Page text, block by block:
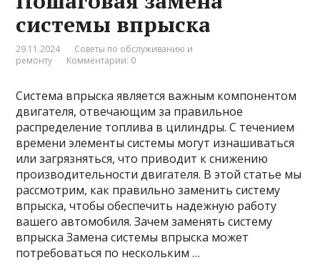
системы впрыска
29.11.2024
Советы по обслуживанию и
ремонту
Комментарии: 0
Система впрыска является важным компонентом
двигателя, отвечающим за правильное
распределение топлива в цилиндры. С течением
времени элементы системы могут изнашиваться
или загрязняться, что приводит к снижению
производительности двигателя. В этой статье мы
рассмотрим, как правильно заменить систему
впрыска, чтобы обеспечить надежную работу
вашего автомобиля. Зачем заменять систему
впрыска Замена системы впрыска может
потребоваться по нескольким …